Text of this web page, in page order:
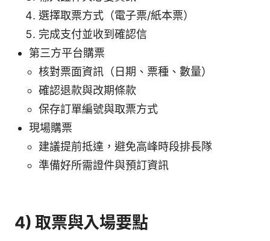
選擇取票方式（電子票/紙本票）
完成支付並收到確認信
第三方平台購票
核對票面資訊（日期、票種、數量）
確認退款與改期條款
保存訂單編號與取票方式
現場購票
建議提前抵達，避免高峰時段排長隊
準備好所需證件與預訂資訊
4) 取票與入場要點